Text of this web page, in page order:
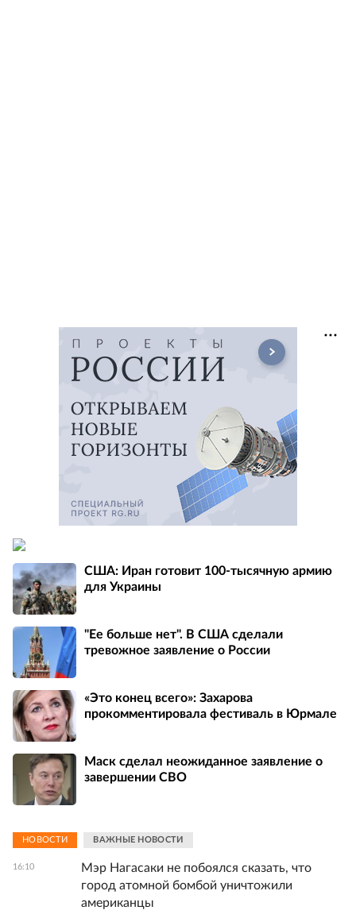
США: Иран готовит 100-тысячную армию
для Украины
"Ее больше нет". В США сделали
тревожное заявление о России
«Это конец всего»: Захарова
прокомментировала фестиваль в Юрмале
Маск сделал неожиданное заявление о
завершении СВО
НОВОСТИ ВАЖНЫЕ НОВОСТИ
16:10
Мэр Нагасаки не побоялся сказать, что
город атомной бомбой уничтожили
американцы